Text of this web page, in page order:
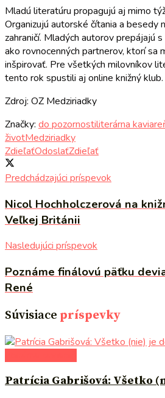
Mladú literatúru propagujú aj mimo
Organizujú autorské čítania a besedy
zahraničí. Mladých autorov prepájajú
ako rovnocenných partnerov, ktorí sa
inšpirovať. Pre všetkých milovníkov
tento rok spustili aj online knižný klub.
Zdroj: OZ Medziriadky
Značky: do pozornostiliterárna
životMedziriadky
ZdieľaťOdoslaťZdieľať
Predchádzajúci príspevok
Nicol Hochholczerová na
Veľkej Británii
Nasledujúci príspevok
Poznáme finálovú päťku
René
Súvisiace príspevky
Patrícia Gabrišová: Všetko